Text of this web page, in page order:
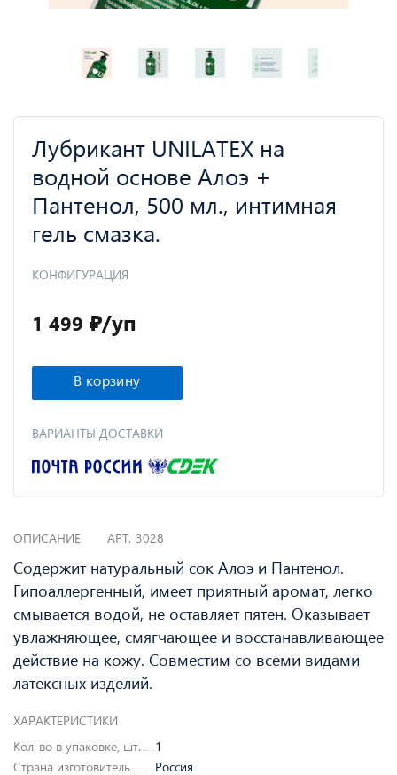
ОПИСАНИЕ АРТ. 3028
Содержит натуральный сок Алоэ и Пантенол.
Гипоаллергенный, имеет приятный аромат, легко
смывается водой, не оставляет пятен. Оказывает
увлажняющее, смягчающее и восстанавливающее
действие на кожу. Совместим со всеми видами
латексных изделий.
ХАРАКТЕРИСТИКИ
Кол-во в упаковке, шт.
1
Страна изготовитель
Россия
Лубрикант UNILATEX на
водной основе Алоэ +
Пантенол, 500 мл., интимная
гель смазка.
КОНФИГУРАЦИЯ
1 499 ₽/уп
В корзину
ВАРИАНТЫ ДОСТАВКИ